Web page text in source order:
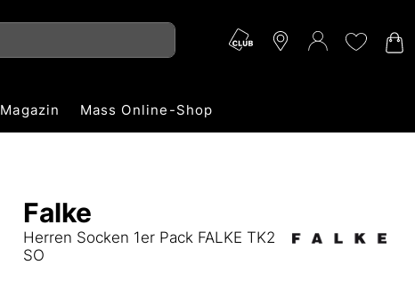
Magazin Mass Online-Shop
Falke
Herren Socken 1er Pack FALKE TK2
SO